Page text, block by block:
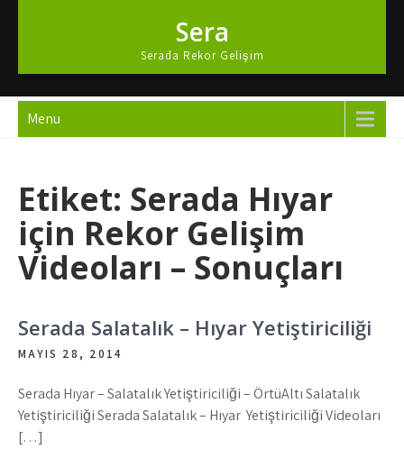
Sera
Serada Rekor Gelişim
Menu
Etiket: Serada Hıyar
için Rekor Gelişim
Videoları – Sonuçları
Serada Salatalık – Hıyar Yetiştiriciliği
MAYIS 28, 2014
Serada Hıyar – Salatalık Yetiştiriciliği – ÖrtüAltı Salatalık
Yetiştiriciliği Serada Salatalık – Hıyar Yetiştiriciliği Videoları
[…]